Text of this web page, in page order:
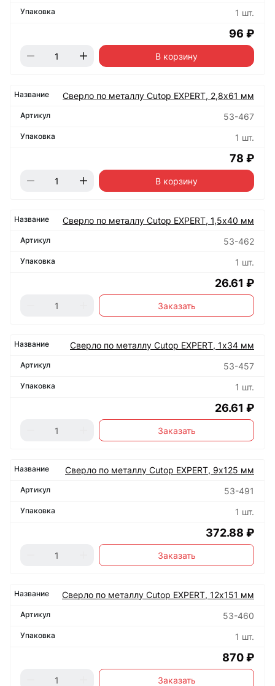
1 шт.
96 ₽
В корзину
Сверло по металлу Cutop EXPERT, 2,8х61 мм
53-467
1 шт.
78 ₽
В корзину
Сверло по металлу Cutop EXPERT, 1,5х40 мм
53-462
1 шт.
26.61 ₽
Заказать
Сверло по металлу Cutop EXPERT, 1х34 мм
53-457
1 шт.
26.61 ₽
Заказать
Сверло по металлу Cutop EXPERT, 9х125 мм
53-491
1 шт.
372.88 ₽
Заказать
Сверло по металлу Cutop EXPERT, 12х151 мм
53-460
1 шт.
870 ₽
Заказать